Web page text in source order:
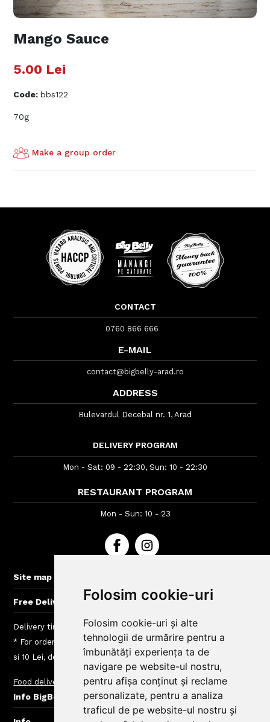
Folosim cookie-uri
Folosim cookie-uri și alte
tehnologii de urmărire pentru a
îmbunătăți experiența ta de
navigare pe website-ul nostru,
pentru afișa conținut și reclame
personalizate, pentru a analiza
traficul de pe website-ul nostru și
Mango Sauce
5.00 Lei
Code:bbs122
70g
Make a group order
CONTACT
0760 866 666
E-MAIL
contact@bigbelly-arad.ro
ADDRESS
Bulevardul Decebal nr. 1, Arad
DELIVERY PROGRAM
Mon - Sat: 09 - 22:30, Sun: 10 - 22:30
RESTAURANT PROGRAM
Mon - Sun: 10 - 23
Site map
Free Delivery for orders > 40 lei
Delivery time : between 40 - 120 min
* For orders lower than 50 Lei we charge a fee between 4.99
si 10 Lei, depending on the delivery area
Food delivery Delivery charges
Info BigBelly customers